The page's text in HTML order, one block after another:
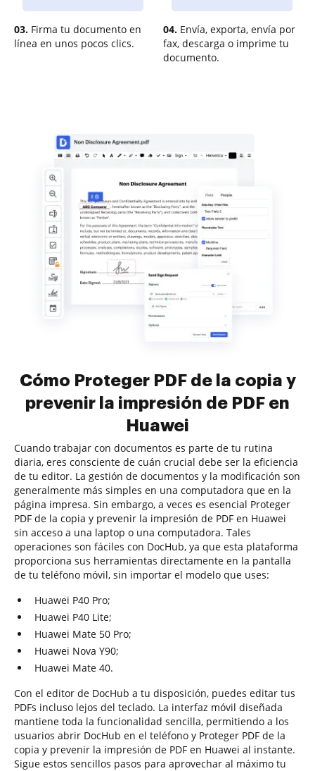
03. Firma tu documento en
línea en unos pocos clics.
04. Envía, exporta, envía por
fax, descarga o imprime tu
documento.
Cómo Proteger PDF de la copia y
prevenir la impresión de PDF en
Huawei
Cuando trabajar con documentos es parte de tu rutina
diaria, eres consciente de cuán crucial debe ser la eficiencia
de tu editor. La gestión de documentos y la modificación son
generalmente más simples en una computadora que en la
página impresa. Sin embargo, a veces es esencial Proteger
PDF de la copia y prevenir la impresión de PDF en Huawei
sin acceso a una laptop o una computadora. Tales
operaciones son fáciles con DocHub, ya que esta plataforma
proporciona sus herramientas directamente en la pantalla
de tu teléfono móvil, sin importar el modelo que uses:
Huawei P40 Pro;
Huawei P40 Lite;
Huawei Mate 50 Pro;
Huawei Nova Y90;
Huawei Mate 40.
Con el editor de DocHub a tu disposición, puedes editar tus
PDFs incluso lejos del teclado. La interfaz móvil diseñada
mantiene toda la funcionalidad sencilla, permitiendo a los
usuarios abrir DocHub en el teléfono y Proteger PDF de la
copia y prevenir la impresión de PDF en Huawei al instante.
Sigue estos sencillos pasos para aprovechar al máximo tu